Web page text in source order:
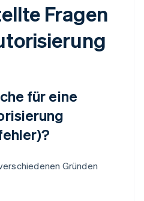
Fragen
für eine
Gründen